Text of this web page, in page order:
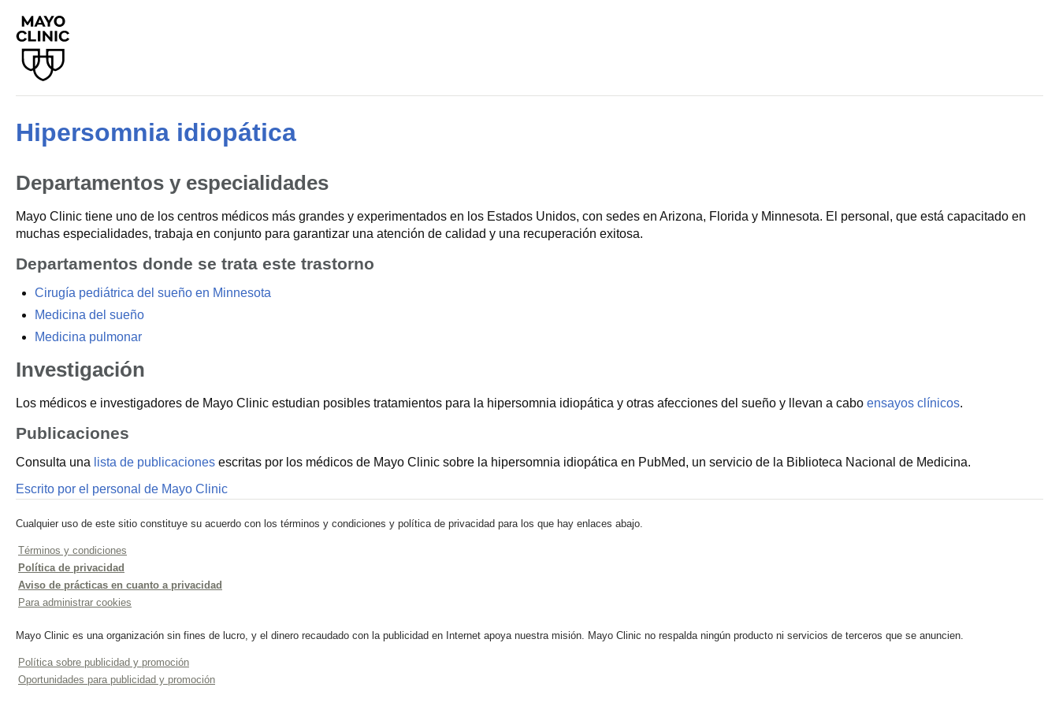
Hipersomnia idiopática
Departamentos y especialidades
Mayo Clinic tiene uno de los centros médicos más grandes y experimentados en los Estados Unidos, con sedes en Arizona, Florida y Minnesota. El personal, que está capacitado en
muchas especialidades, trabaja en conjunto para garantizar una atención de calidad y una recuperación exitosa.
Departamentos donde se trata este trastorno
Cirugía pediátrica del sueño en Minnesota
Medicina del sueño
Medicina pulmonar
Investigación
Los médicos e investigadores de Mayo Clinic estudian posibles tratamientos para la hipersomnia idiopática y otras afecciones del sueño y llevan a cabo ensayos clínicos.
Publicaciones
Consulta una lista de publicaciones escritas por los médicos de Mayo Clinic sobre la hipersomnia idiopática en PubMed, un servicio de la Biblioteca Nacional de Medicina.
Escrito por el personal de Mayo Clinic
Cualquier uso de este sitio constituye su acuerdo con los términos y condiciones y política de privacidad para los que hay enlaces abajo.
Términos y condiciones
Política de privacidad
Aviso de prácticas en cuanto a privacidad
Para administrar cookies
Mayo Clinic es una organización sin fines de lucro, y el dinero recaudado con la publicidad en Internet apoya nuestra misión. Mayo Clinic no respalda ningún producto ni servicios de terceros que se anuncien.
Política sobre publicidad y promoción
Oportunidades para publicidad y promoción